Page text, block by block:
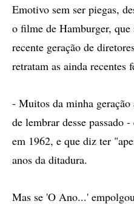
Emotivo sem ser piegas,
o filme de Hamburger, que
recente geração de
retratam as ainda recentes
- Muitos da minha geração
de lembrar desse passado
em 1962, e que diz ter
anos da ditadura.
Mas se 'O Ano...'